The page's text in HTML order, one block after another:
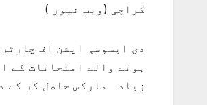
کراچی (ویب نیوز )
زیادہ مارکس حاصل کر کے